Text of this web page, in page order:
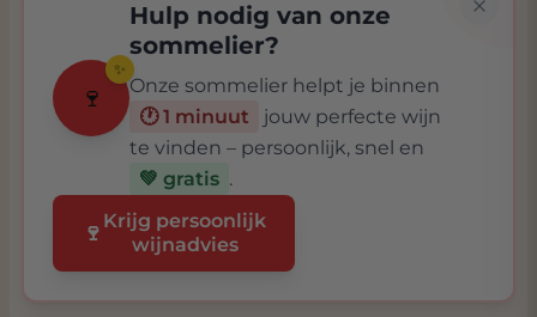
🍷
✨
Hulp nodig van onze
sommelier?
Onze sommelier helpt je binnen
🕐 1 minuut
jouw perfecte wijn
te vinden – persoonlijk, snel en
💚 gratis .
🍷 Krijg persoonlijk
wijnadvies